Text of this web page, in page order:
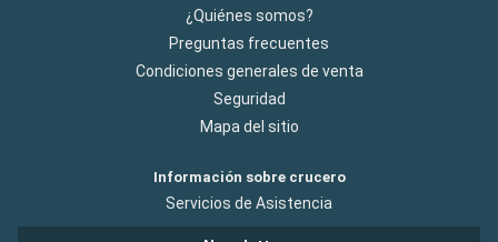
¿Quiénes somos?
Preguntas frecuentes
Condiciones generales de venta
Seguridad
Mapa del sitio
Información sobre crucero
Servicios de Asistencia